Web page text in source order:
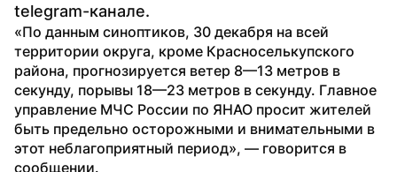
telegram-канале.
«По данным синоптиков, 30 декабря на всей
территории округа, кроме Красноселькупского
района, прогнозируется ветер 8—13 метров в
секунду, порывы 18—23 метров в секунду. Главное
управление МЧС России по ЯНАО просит жителей
быть предельно осторожными и внимательными в
этот неблагоприятный период», — говорится в
сообщении.